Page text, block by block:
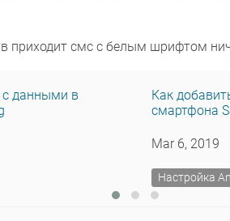
приходит смс с белым шрифтом
данными в
Как
смартфона
Mar 6, 2019
Настройка